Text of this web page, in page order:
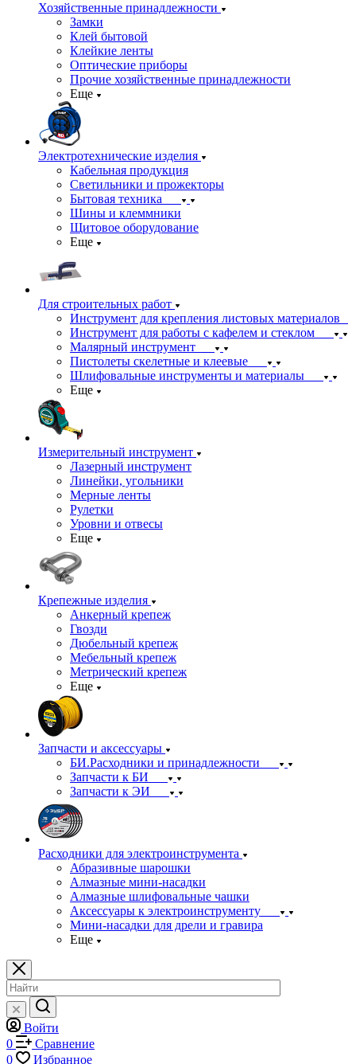
Хозяйственные принадлежности
Замки
Клей бытовой
Клейкие ленты
Оптические приборы
Прочие хозяйственные принадлежности
Еще
Электротехнические изделия
Кабельная продукция
Светильники и прожекторы
Бытовая техника
Шины и клеммники
Щитовое оборудование
Еще
Для строительных работ
Инструмент для крепления листовых материалов
Инструмент для работы с кафелем и стеклом
Малярный инструмент
Пистолеты скелетные и клеевые
Шлифовальные инструменты и материалы
Еще
Измерительный инструмент
Лазерный инструмент
Линейки, угольники
Мерные ленты
Рулетки
Уровни и отвесы
Еще
Крепежные изделия
Анкерный крепеж
Гвозди
Дюбельный крепеж
Мебельный крепеж
Метрический крепеж
Еще
Запчасти и аксессуары
БИ.Расходники и принадлежности
Запчасти к БИ
Запчасти к ЭИ
Расходники для электроинструмента
Абразивные шарошки
Алмазные мини-насадки
Алмазные шлифовальные чашки
Аксессуары к электроинструменту
Мини-насадки для дрели и гравира
Еще
Войти
0
Сравнение
0
Избранное